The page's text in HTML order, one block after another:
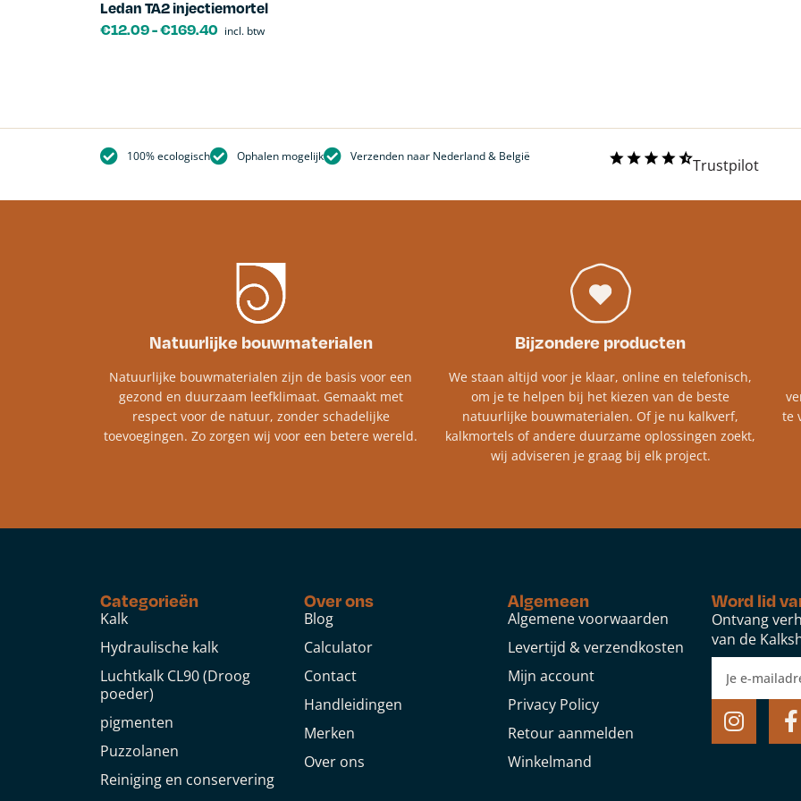
Ledan TA2 injectiemortel
€12.09-€169.40 incl. btw
100% ecologisch Ophalen mogelijk Verzenden naar Nederland & België Trustpilot
Natuurlijke bouwmaterialen
Natuurlijke bouwmaterialen zijn de basis voor een
gezond en duurzaam leefklimaat. Gemaakt met
respect voor de natuur, zonder schadelijke
toevoegingen. Zo zorgen wij voor een betere wereld.
Bijzondere producten
We staan altijd voor je klaar, online en telefonisch,
om je te helpen bij het kiezen van de beste
natuurlijke bouwmaterialen. Of je nu kalkverf,
kalkmortels of andere duurzame oplossingen zoekt,
wij adviseren je graag bij elk project.​
te
Categorieën
Kalk
Hydraulische kalk
Luchtkalk CL90 (Droog
poeder)
pigmenten
Puzzolanen
Reiniging en conservering
Over ons
Blog
Calculator
Contact
Handleidingen
Merken
Over ons
Algemeen
Algemene voorwaarden
Levertijd & verzendkosten
Mijn account
Privacy Policy
Retour aanmelden
Winkelmand
Word lid
Ontvang
van de